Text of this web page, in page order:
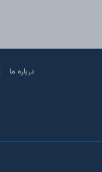
درباره ما